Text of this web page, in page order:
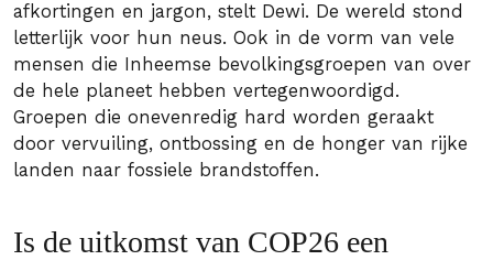
afkortingen en jargon, stelt Dewi. De wereld stond
letterlijk voor hun neus. Ook in de vorm van vele
mensen die Inheemse bevolkingsgroepen van over
de hele planeet hebben vertegenwoordigd.
Groepen die onevenredig hard worden geraakt
door vervuiling, ontbossing en de honger van rijke
landen naar fossiele brandstoffen.
Is de uitkomst van COP26 een